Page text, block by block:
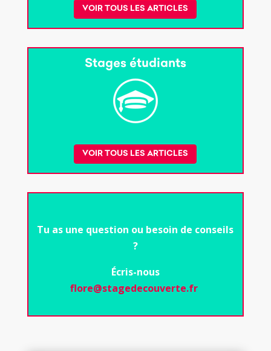
VOIR TOUS LES ARTICLES
Stages étudiants
VOIR TOUS LES ARTICLES
Tu as une question ou besoin de conseils
?
Écris-nous
flore@stagedecouverte.fr